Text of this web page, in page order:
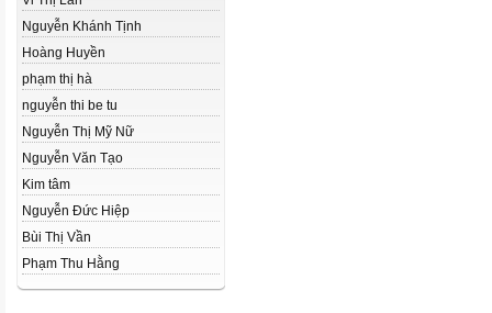
Nguyễn Khánh Tịnh
Hoàng Huyền
phạm thị hà
nguyễn thi be tu
Nguyễn Thị Mỹ Nữ
Nguyễn Văn Tạo
Kim tâm
Nguyễn Đức Hiệp
Bùi Thị Vần
Phạm Thu Hằng